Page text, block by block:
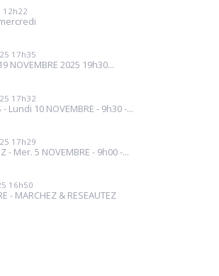
12h22
17h35
NOVEMBRE 2025 19h30...
17h32
- Lundi 10 NOVEMBRE - 9h30 -...
17h29
- Mer. 5 NOVEMBRE - 9h00 -...
16h50
- MARCHEZ & RESEAUTEZ